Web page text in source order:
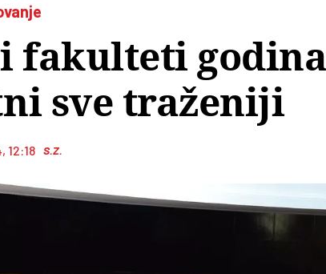
fakulteti
sve traženiji
12:18 S.Z.